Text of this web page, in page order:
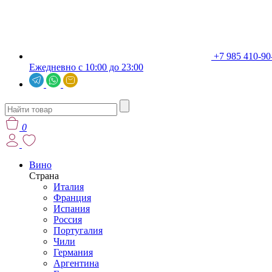
+7 985 410-
Ежедневно с 10:00 до 23:00
0
Вино
Страна
Италия
Франция
Испания
Россия
Португалия
Чили
Германия
Аргентина